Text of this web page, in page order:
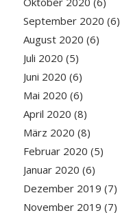
September 2020 (6)
August 2020 (6)
Juli 2020 (5)
Juni 2020 (6)
Mai 2020 (6)
April 2020 (8)
März 2020 (8)
Februar 2020 (5)
Januar 2020 (6)
Dezember 2019 (7)
November 2019 (7)